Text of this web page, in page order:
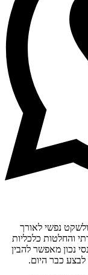
נפשי לאורך
והחלטות כלכליות
נכון מאפשר להבין
לבצע כבר היום.